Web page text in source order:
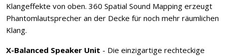
Klangeffekte von oben. 360 Spatial Sound Mapping erzeugt
Phantomlautsprecher an der Decke für noch mehr räumlichen
Klang.
X-Balanced Speaker Unit - Die einzigartige rechteckige